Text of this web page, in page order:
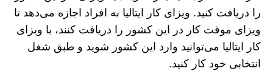
را دریافت کنید. ویزای کار ایتالیا به افراد اجازه می‌دهد تا
ویزای موقت کار در این کشور را دریافت کنند، با ویزای
کار ایتالیا می‌توانید وارد این کشور شوید و طبق شغل
انتخابی خود کار کنید.